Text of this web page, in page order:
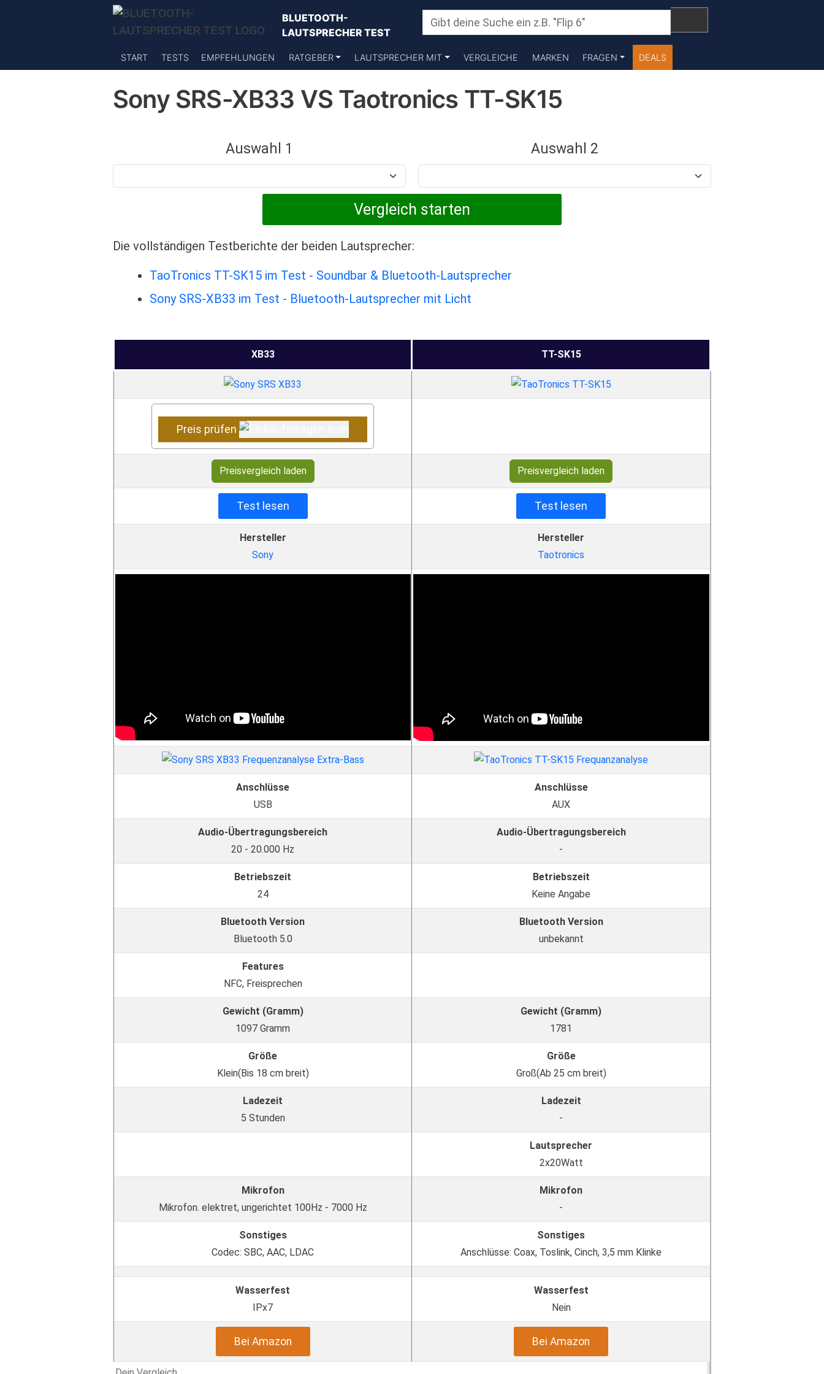
BLUETOOTH-
LAUTSPRECHER TEST
START TESTS EMPFEHLUNGEN RATGEBER LAUTSPRECHER MIT VERGLEICHE MARKEN FRAGEN DEALS
Sony SRS-XB33 VS Taotronics TT-SK15
Auswahl 1 Auswahl 2
Die vollständigen Testberichte der beiden Lautsprecher:
TaoTronics TT-SK15 im Test - Soundbar & Bluetooth-Lautsprecher
Sony SRS-XB33 im Test - Bluetooth-Lautsprecher mit Licht
XB33 TT-SK15
Preis prüfen
Preisvergleich laden Preisvergleich laden
Test lesen Test lesen
Hersteller
Sony
Hersteller
Taotronics
Anschlüsse
USB
Anschlüsse
AUX
Audio-Übertragungsbereich
20 - 20.000 Hz
Audio-Übertragungsbereich
-
Betriebszeit
24
Betriebszeit
Keine Angabe
Bluetooth Version
Bluetooth 5.0
Bluetooth Version
unbekannt
Features
NFC, Freisprechen
Gewicht (Gramm)
1097 Gramm
Gewicht (Gramm)
1781
Größe
Klein(Bis 18 cm breit)
Größe
Groß(Ab 25 cm breit)
Ladezeit
5 Stunden
Ladezeit
-
Lautsprecher
2x20Watt
Mikrofon
Mikrofon. elektret, ungerichtet 100Hz - 7000 Hz
Mikrofon
-
Sonstiges
Codec: SBC, AAC, LDAC
Sonstiges
Anschlüsse: Coax, Toslink, Cinch, 3,5 mm Klinke
Wasserfest
IPx7
Wasserfest
Nein
Bei Amazon Bei Amazon